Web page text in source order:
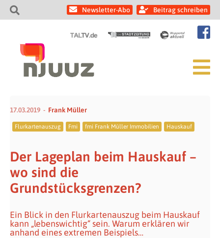
Newsletter-Abo Beitrag schreiben
17.03.2019 Frank Müller
Flurkartenauszug Fmi fmi Frank Müller Immobilien Hauskauf
Der Lageplan beim Hauskauf –
wo sind die
Grundstücksgrenzen?
Ein Blick in den Flurkartenauszug beim Hauskauf
kann „lebenswichtig“ sein. Warum erklären wir
anhand eines extremen Beispiels…